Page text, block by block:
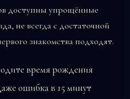
доступны упрощённые
не всегда с достаточной
знакомства подходят.
время рождения
ошибка в 15 минут